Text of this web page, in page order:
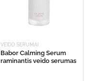
VEIDO SERUMAI
Babor Calming Serum
raminantis veido serumas